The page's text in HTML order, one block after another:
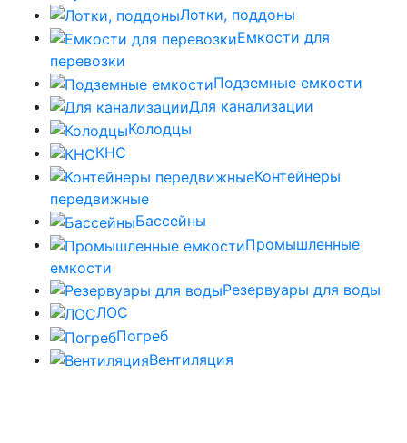
Лотки, поддоны
Емкости для
перевозки
Подземные емкости
Для канализации
Колодцы
КНС
Контейнеры
передвижные
Бассейны
Промышленные
емкости
Резервуары для воды
ЛОС
Погреб
Вентиляция